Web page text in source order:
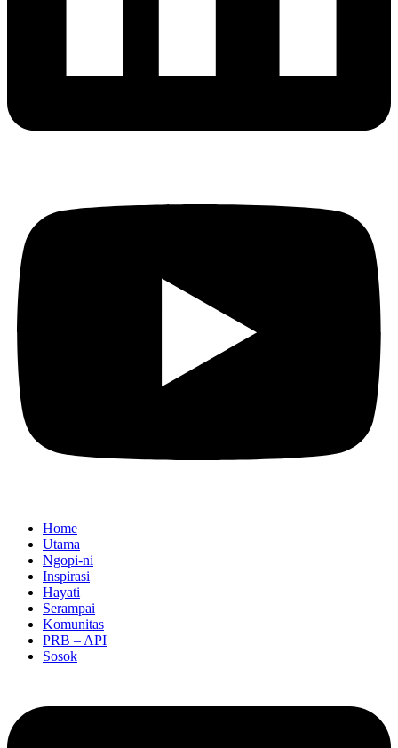
Home
Utama
Ngopi-ni
Inspirasi
Hayati
Serampai
Komunitas
PRB – API
Sosok